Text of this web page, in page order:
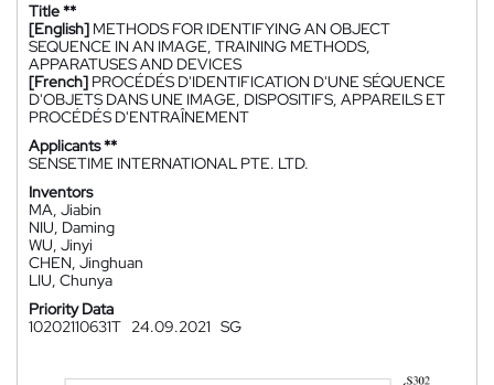
Title **
[English] METHODS FOR IDENTIFYING AN OBJECT
SEQUENCE IN AN IMAGE, TRAINING METHODS,
APPARATUSES AND DEVICES
[French] PROCÉDÉS D'IDENTIFICATION D'UNE SÉQUENCE
D'OBJETS DANS UNE IMAGE, DISPOSITIFS, APPAREILS ET
PROCÉDÉS D'ENTRAÎNEMENT
Applicants **
SENSETIME INTERNATIONAL PTE. LTD.
Inventors
MA, Jiabin
NIU, Daming
WU, Jinyi
CHEN, Jinghuan
LIU, Chunya
Priority Data
10202110631T 24.09.2021 SG